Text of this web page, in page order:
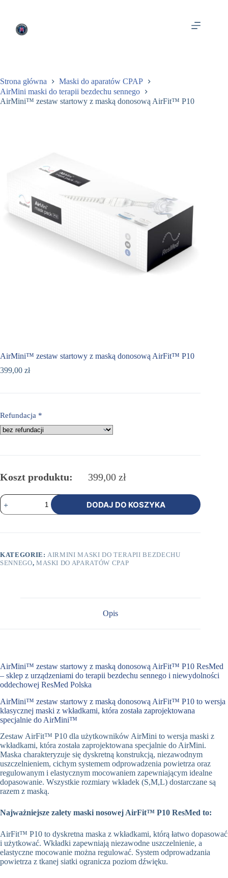
Strona główna
Maski do aparatów CPAP
AirMini maski do terapii bezdechu sennego
AirMini™ zestaw startowy z maską donosową AirFit™ P10
AirMini™ zestaw startowy z maską donosową AirFit™ P10
399,00 zł
Refundacja *
Koszt produktu: 399,00 zł
ilość
AirMini™
zestaw
z
AirFit™
P10
DODAJ DO KOSZYKA
KATEGORIE:AIRMINI MASKI DO TERAPII BEZDECHU
SENNEGO, MASKI DO APARATÓW CPAP
Opis
AirMini™ zestaw startowy z maską donosową AirFit™ P10 ResMed
– sklep z urządzeniami do terapii bezdechu sennego i niewydolności
oddechowej ResMed Polska
AirMini™ zestaw startowy z maską donosową AirFit™ P10 to wersja
klasycznej maski z wkładkami, która została zaprojektowana
specjalnie do AirMini™
Zestaw AirFit™ P10 dla użytkowników AirMini to wersja maski z
wkładkami, która została zaprojektowana specjalnie do AirMini.
Maska charakteryzuje się dyskretną konstrukcją, niezawodnym
uszczelnieniem, cichym systemem odprowadzenia powietrza oraz
regulowanym i elastycznym mocowaniem zapewniającym idealne
dopasowanie. Wszystkie rozmiary wkładek (S,M,L) dostarczane są
razem z maską.
Najważniejsze zalety maski nosowej AirFit™ P10 ResMed to:
AirFit™ P10 to dyskretna maska z wkładkami, którą łatwo dopasować
i użytkować. Wkładki zapewniają niezawodne uszczelnienie, a
elastyczne mocowanie można regulować. System odprowadzania
powietrza z tkanej siatki ogranicza poziom dźwięku.